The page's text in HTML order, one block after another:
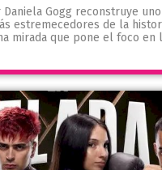
Gogg reconstruye
estremecedores de la
mirada que pone el foco en